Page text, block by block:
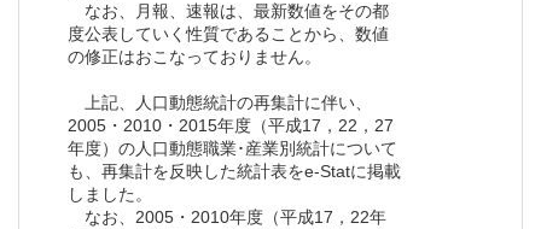
なお、月報、速報は、最新数値をその都
度公表していく性質であることから、数値
の修正はおこなっておりません。
上記、人口動態統計の再集計に伴い、
2005・2010・2015年度（平成17，22，27
年度）の人口動態職業･産業別統計について
も、再集計を反映した統計表をe-Statに掲載
しました。
なお、2005・2010年度（平成17，22年